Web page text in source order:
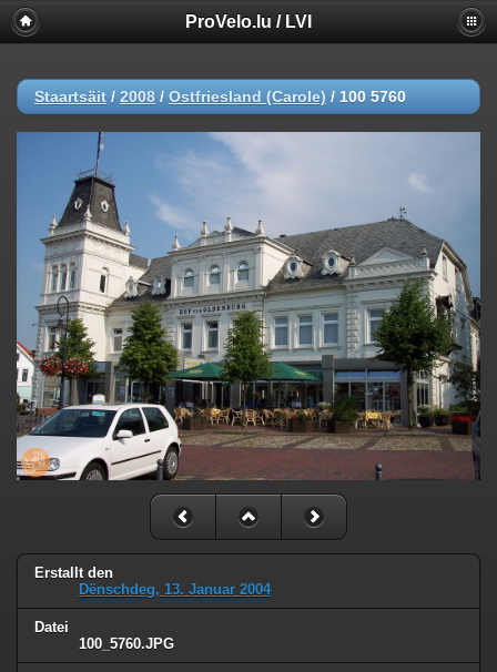
ProVelo.lu / LVI
Staartsäit / 2008 / Ostfriesland (Carole) / 100 5760
Erstallt den
Dënschdeg, 13. Januar 2004
Datei
100_5760.JPG